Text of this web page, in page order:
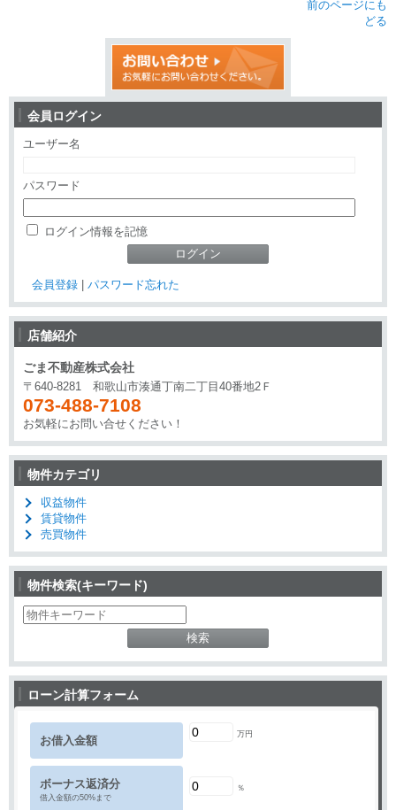
前のページにも
どる
会員ログイン
ユーザー名
パスワード
ログイン情報を記憶
会員登録 パスワード忘れた
店舗紹介
ごま不動産株式会社
〒640-8281 和歌山市湊通丁南二丁目40番地2Ｆ
073-488-7108
お気軽にお問い合せください！
物件カテゴリ
収益物件
賃貸物件
売買物件
物件検索(キーワード)
検
索:
ローン計算フォーム
お借入金額 万円
ボーナス返済分
借入金額の50%まで
％